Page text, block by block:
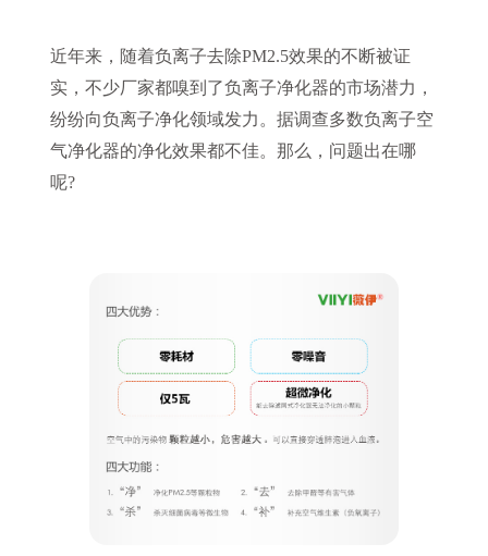
近年来，随着负离子去除PM2.5效果的不断被证
实，不少厂家都嗅到了负离子净化器的市场潜力，
纷纷向负离子净化领域发力。据调查多数负离子空
气净化器的净化效果都不佳。那么，问题出在哪
呢?